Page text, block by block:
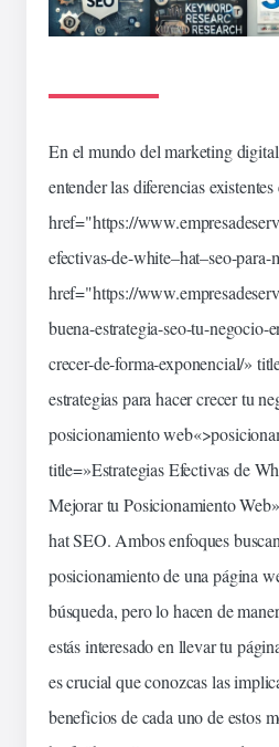
En el mundo del marketing digital, es fundamental
entender lasdiferenciasexistentes
href="https://
efectivas-de-white–hat–seo-para-
href="https://
buena-estrategia-seo-tu-negocio-
crecer-de-forma-exponencial/»
estrategias para hacer crecer tu
posicionamientoweb
title=»Estrategias Efectivas de
Mejorar tu Posicionamiento
hat SEO. Ambos enfoques
posicionamiento de unapágina
búsqueda, pero lo hacen de
estás interesado en llevar tu
es crucial que conozcas las
beneficiosde cada uno de estos